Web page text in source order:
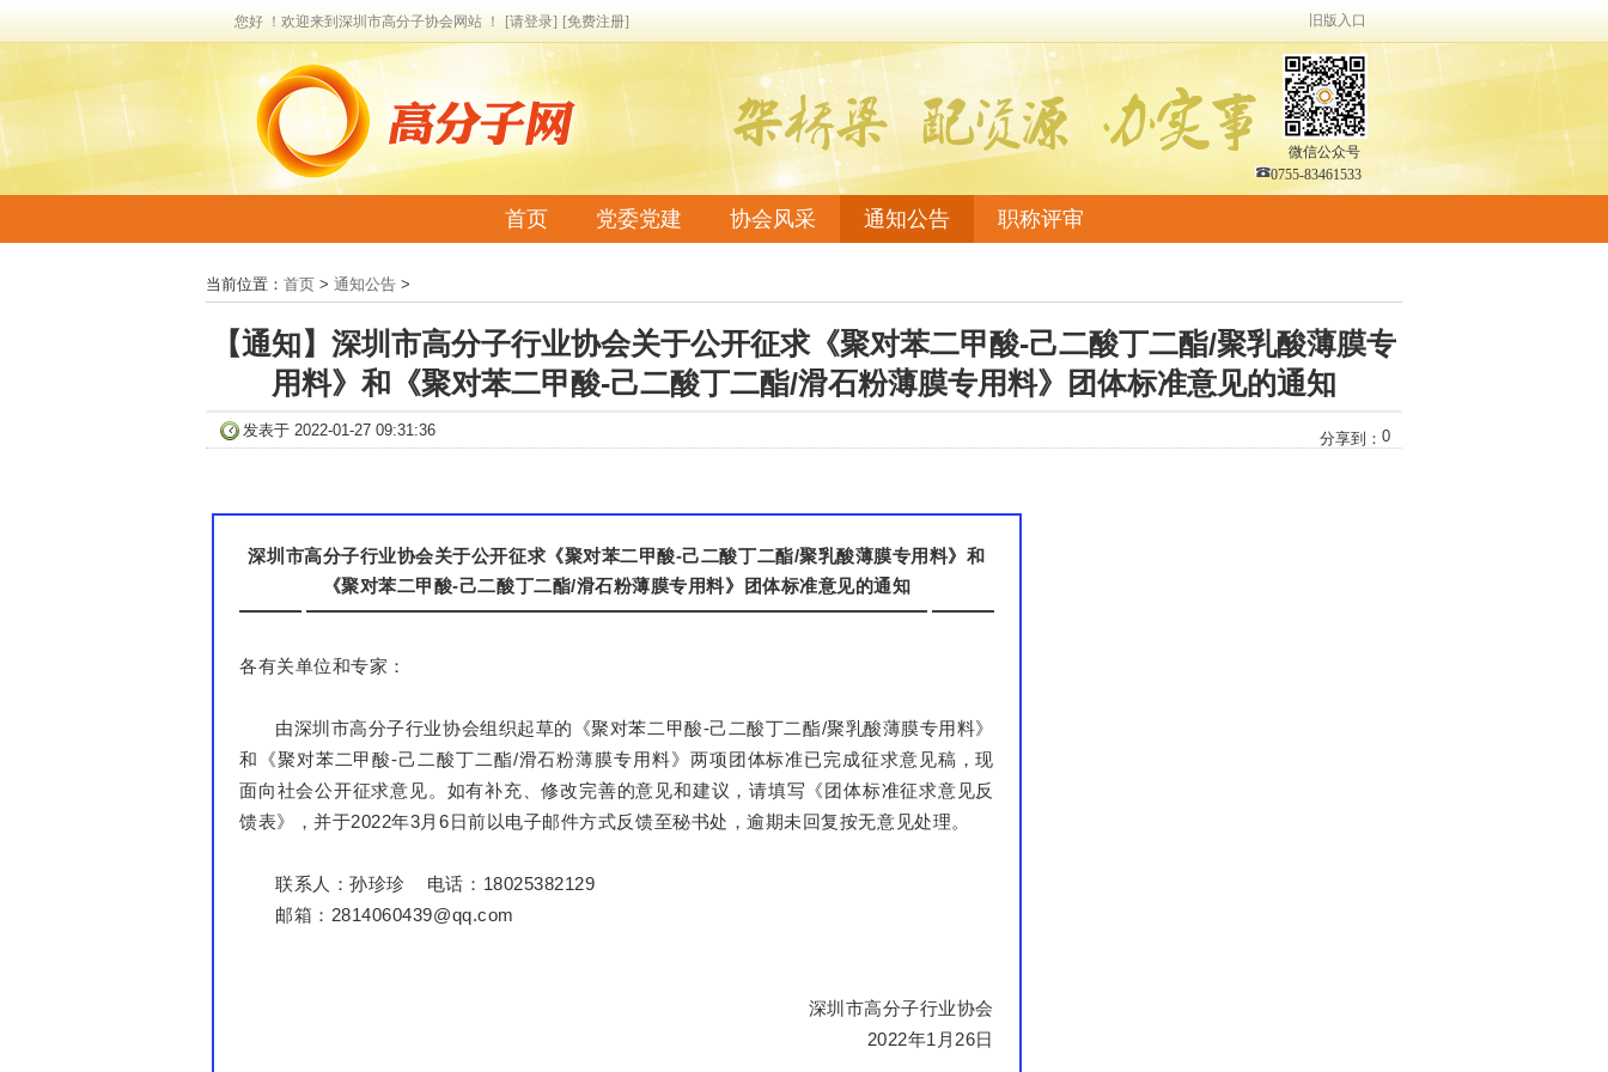
您好 ！欢迎来到深圳市高分子协会网站 ！ [请登录] [免费注册] 旧版入口
微信公众号
0755-83461533
首页 党委党建 协会风采 通知公告 职称评审
当前位置： 首页 > 通知公告 >
【通知】深圳市高分子行业协会关于公开征求《聚对苯二甲酸-己二酸丁二酯/聚乳酸薄膜专
用料》和《聚对苯二甲酸-己二酸丁二酯/滑石粉薄膜专用料》团体标准意见的通知
发表于 2022-01-27 09:31:36 分享到： 0
深圳市高分子行业协会关于公开征求《聚对苯二甲酸-己二酸丁二酯/聚乳酸薄膜专用料》和
《聚对苯二甲酸-己二酸丁二酯/滑石粉薄膜专用料》团体标准意见的通知
各有关单位和专家：
由深圳市高分子行业协会组织起草的《聚对苯二甲酸-己二酸丁二酯/聚乳酸薄膜专用料》
和《聚对苯二甲酸-己二酸丁二酯/滑石粉薄膜专用料》两项团体标准已完成征求意见稿，现
面向社会公开征求意见。如有补充、修改完善的意见和建议，请填写《团体标准征求意见反
馈表》，并于2022年3月6日前以电子邮件方式反馈至秘书处，逾期未回复按无意见处理。
联系人：孙珍珍 电话：18025382129
邮箱：2814060439@qq.com
深圳市高分子行业协会
2022年1月26日